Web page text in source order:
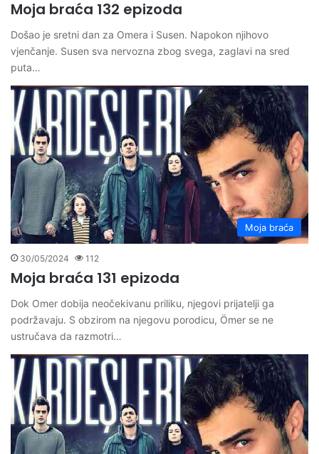
Moja braća 132 epizoda
Došao je sretni dan za Omera i Susen. Napokon njihovo
vjenčanje. Susen sva nervozna zbog svega, zaglavi na sred
puta…
Moja braća
30/05/2024 112
Moja braća 131 epizoda
Dok Omer dobija neočekivanu priliku, njegovi prijatelji ga
podržavaju. S obzirom na njegovu porodicu, Ömer se ne
ustručava da razmotri…